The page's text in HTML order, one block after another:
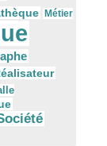
Métier